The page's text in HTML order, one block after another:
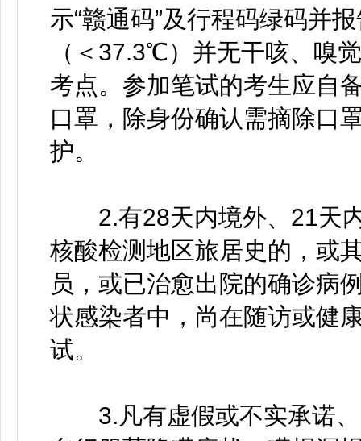
示“赣通码”及行程码绿码并
（＜37.3℃）并无干咳、嗅
考点。参加笔试的考生应自
口罩，除身份确认需摘除口
护。
2.有28天内境外、21天内
核酸检测地区旅居史的，或
员，或已治愈出院的确诊病
状感染者中，尚在随访或健
试。
3.凡有虚假或不实承诺、